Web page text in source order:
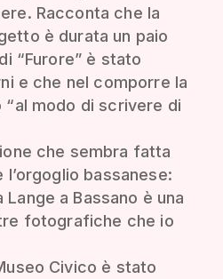
Racconta che la
è durata un paio
“Furore” è stato
e che nel comporre la
modo di scrivere di
che sembra fatta
bassanese:
a Bassano è una
fotografiche che io
Civico è stato